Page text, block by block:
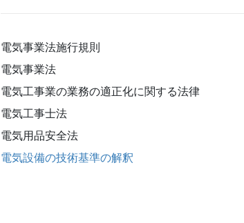
電気事業法施行規則
電気事業法
電気工事業の業務の適正化に関する法律
電気工事士法
電気用品安全法
電気設備の技術基準の解釈